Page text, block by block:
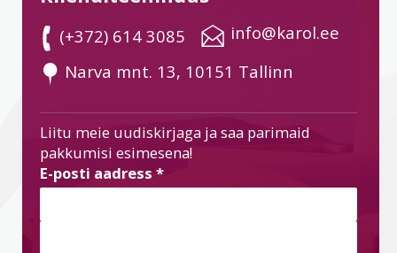
(+372) 614 3085
info@karol.ee
Narva mnt. 13, 10151 Tallinn
Liitu meie uudiskirjaga ja saa parimaid
pakkumisi esimesena!
E-posti aadress *